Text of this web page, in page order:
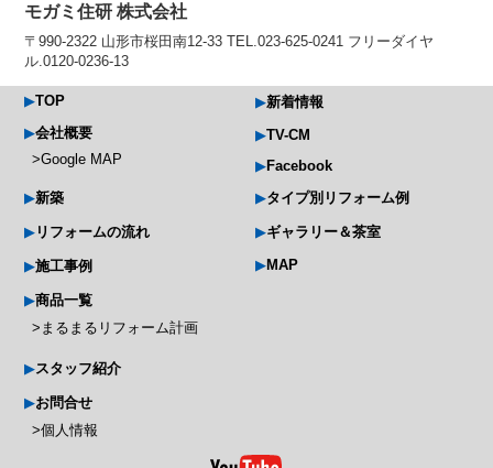
モガミ住研 株式会社
〒990-2322 山形市桜田南12-33 TEL.023-625-0241 フリーダイヤ
ル.0120-0236-13
TOP
会社概要
Google MAP
新築
リフォームの流れ
施工事例
商品一覧
まるまるリフォーム計画
スタッフ紹介
お問合せ
個人情報
新着情報
TV-CM
Facebook
タイプ別リフォーム例
ギャラリー＆茶室
MAP